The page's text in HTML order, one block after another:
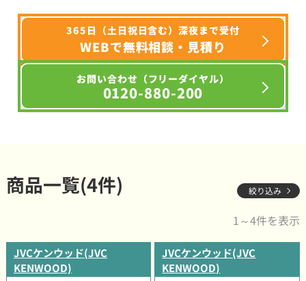
365日（土日祝日含む）深夜まで受付
WEBで無料相談・見積り
お問い合わせ（フリーダイヤル）
0120-880-200
商品一覧(4件) 絞り込み
1～4件を表示
JVCケンウッド(JVC
KENWOOD)
JVCケンウッド(JVC
KENWOOD)